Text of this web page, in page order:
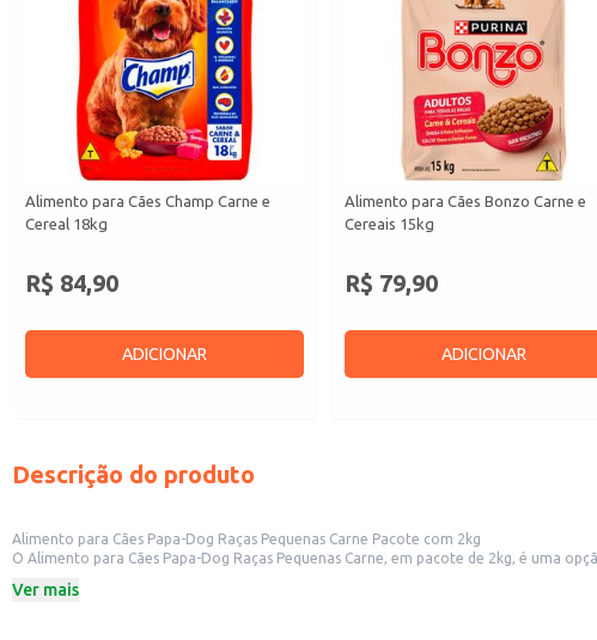
Alimento para Cães Champ Carne e
Cereal 18kg
R$ 84,90
ADICIONAR
Alimento para Cães Bonzo Carne e
Cereais 15kg
R$ 79,90
ADICIONAR
Descrição do produto
Alimento para Cães Papa-Dog Raças Pequenas Carne Pacote com 2kg
O Alimento para Cães Papa-Dog Raças Pequenas Carne, em pacote de 2kg, é uma opção prática e econômica para alimentar cães
embalagem de tamanho conveniente para uso doméstico.
Ver mais